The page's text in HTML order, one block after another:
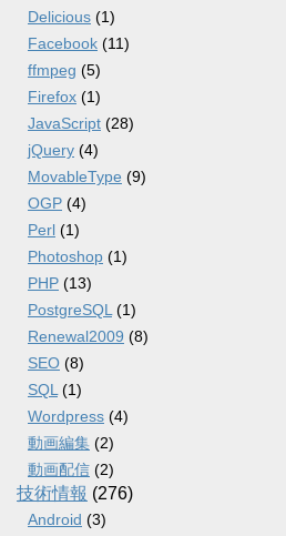
Delicious (1)
Facebook (11)
ffmpeg (5)
Firefox (1)
JavaScript (28)
jQuery (4)
MovableType (9)
OGP (4)
Perl (1)
Photoshop (1)
PHP (13)
PostgreSQL (1)
Renewal2009 (8)
SEO (8)
SQL (1)
Wordpress (4)
動画編集 (2)
動画配信 (2)
技術情報 (276)
Android (3)